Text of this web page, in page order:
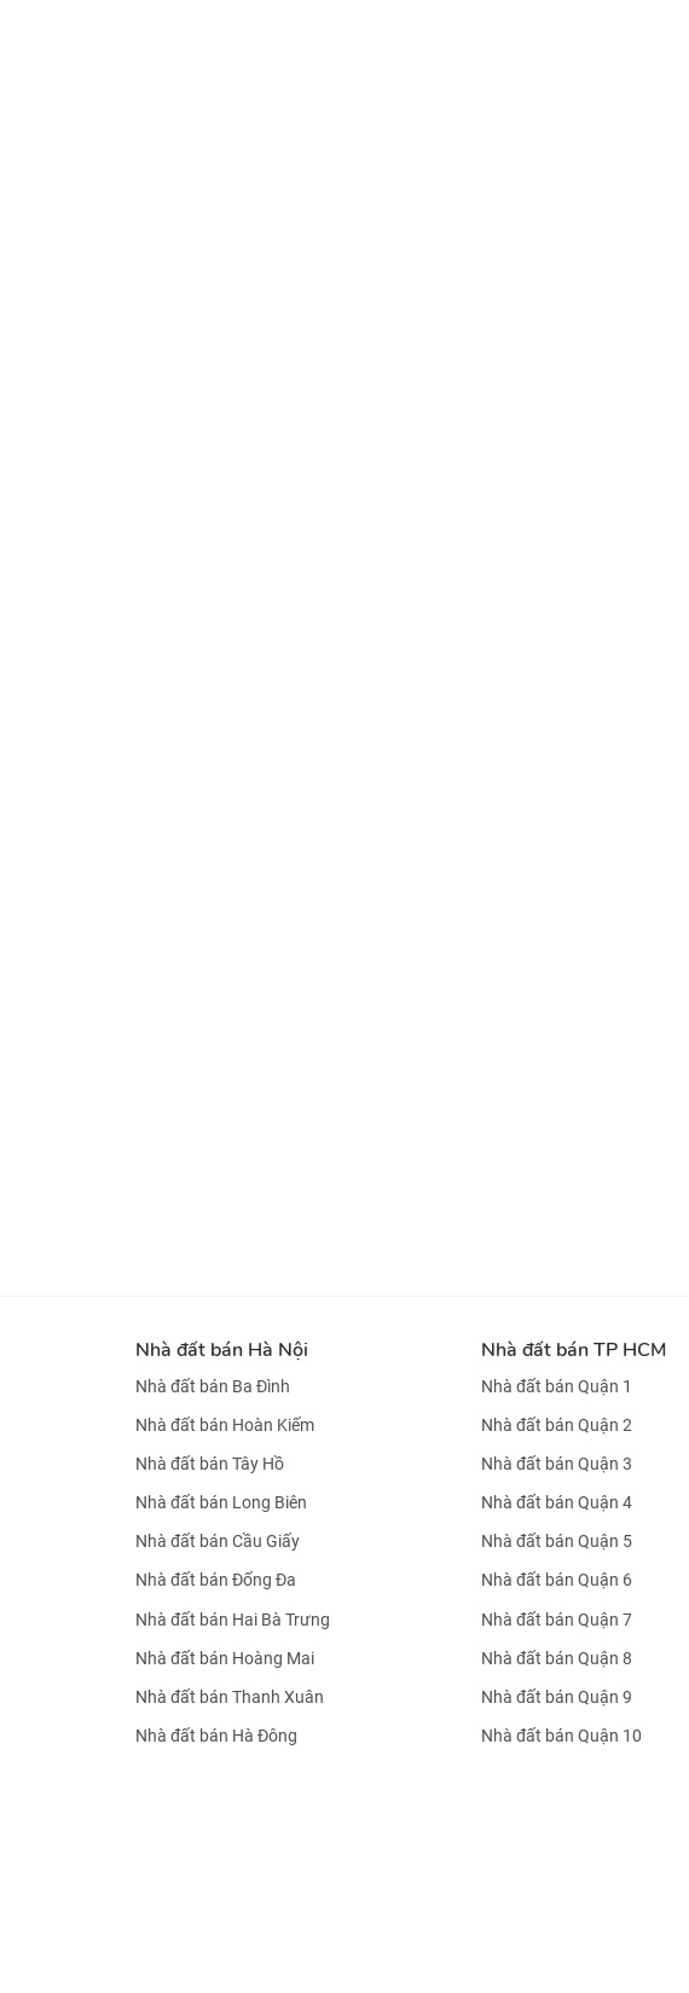
Nhà đất bán Hà Nội
Nhà đất bán Ba Đình
Nhà đất bán Hoàn Kiếm
Nhà đất bán Tây Hồ
Nhà đất bán Long Biên
Nhà đất bán Cầu Giấy
Nhà đất bán Đống Đa
Nhà đất bán Hai Bà Trưng
Nhà đất bán Hoàng Mai
Nhà đất bán Thanh Xuân
Nhà đất bán Hà Đông
Nhà đất bán TP HCM
Nhà đất bán Quận 1
Nhà đất bán Quận 2
Nhà đất bán Quận 3
Nhà đất bán Quận 4
Nhà đất bán Quận 5
Nhà đất bán Quận 6
Nhà đất bán Quận 7
Nhà đất bán Quận 8
Nhà đất bán Quận 9
Nhà đất bán Quận 10